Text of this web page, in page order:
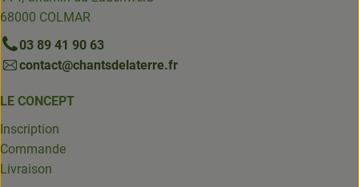
68000 COLMAR
03 89 41 90 63
contact@chantsdelaterre.fr
LE CONCEPT
Inscription
Commande
Livraison